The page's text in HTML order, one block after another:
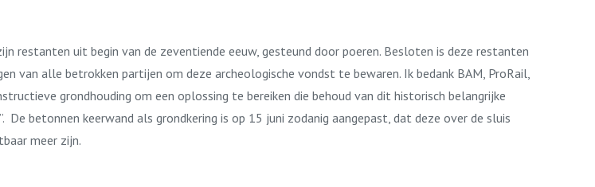
restanten uit begin van de zeventiende eeuw, gesteund door poeren. Besloten is deze restanten
van alle betrokken partijen om deze archeologische vondst te bewaren. Ik bedank BAM, ProRail,
grondhouding om een oplossing te bereiken die behoud van dit historisch belangrijke
betonnen keerwand als grondkering is op 15 juni zodanig aangepast, dat deze over de sluis
meer zijn.